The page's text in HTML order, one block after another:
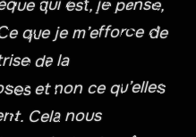
qui est, je pense,
que je m’efforce de
de la
et non ce qu’elles
Cela nous